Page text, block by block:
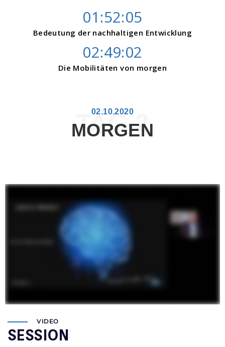
01:52:05
Bedeutung der nachhaltigen Entwicklung
02:49:02
Die Mobilitäten von morgen
02.10.2020
MORGEN
TAG 2
VIDEO
SESSION